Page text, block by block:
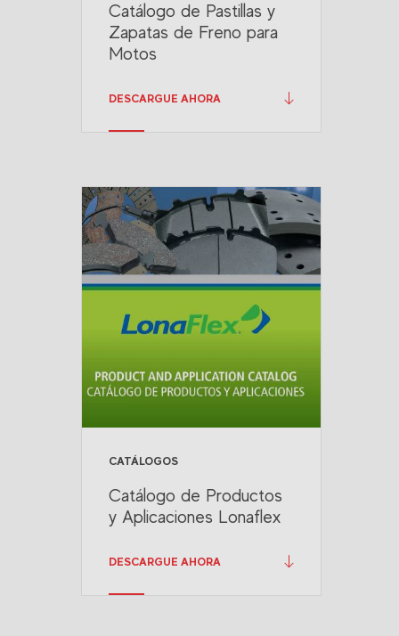
Catálogo de Pastillas y
Zapatas de Freno para
Motos
DESCARGUE AHORA
CATÁLOGOS
Catálogo de Productos
y Aplicaciones Lonaflex
DESCARGUE AHORA